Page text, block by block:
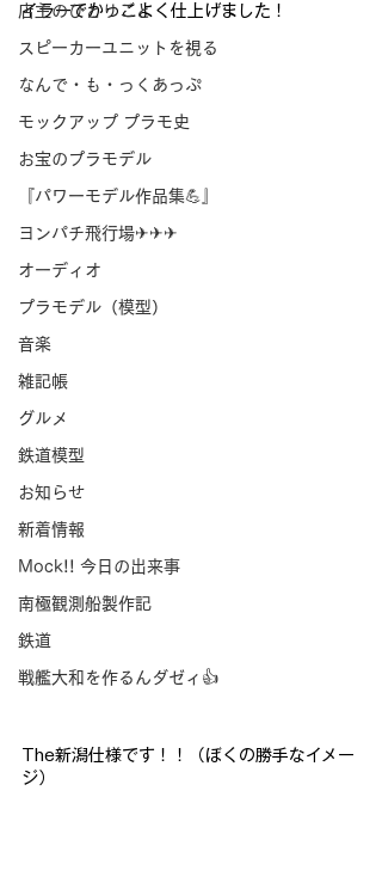
店主のひとりごと
スピーカーユニットを視る
なんで・も・っくあっぷ
モックアップ プラモ史
お宝のプラモデル
『パワーモデル作品集💪』
ヨンパチ飛行場✈✈✈
オーディオ
プラモデル（模型）
音楽
雑記帳
グルメ
鉄道模型
お知らせ
新着情報
Mock!! 今日の出来事
南極観測船製作記
鉄道
戦艦大和を作るんダゼィ👍
イラーでかっこよく仕 上げました！
The新潟仕様です！！（ぼくの勝手なイメー
ジ）